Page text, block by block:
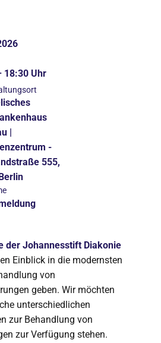
18:30 Uhr
|
-
555,
der Johannesstift Diakonie
Einblick in die modernsten
von
geben. Wir möchten
unterschiedlichen
zur Behandlung von
zur Verfügung stehen.